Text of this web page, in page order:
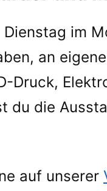
im
an
Druck,
du die
auf unserer